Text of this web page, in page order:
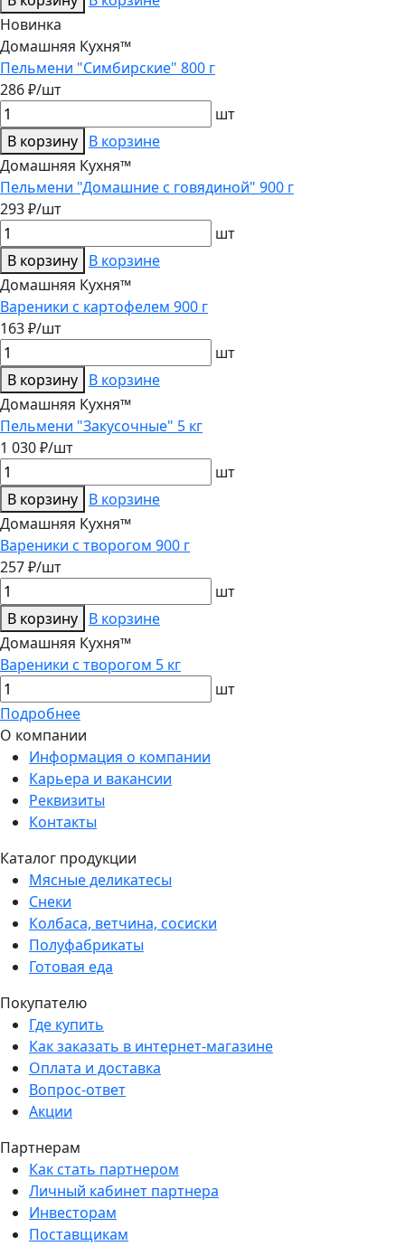
Новинка
Домашняя Кухня™
Пельмени "Симбирские" 800 г
286 ₽/шт
шт
В корзину В корзине
Домашняя Кухня™
Пельмени "Домашние с говядиной" 900 г
293 ₽/шт
шт
В корзину В корзине
Домашняя Кухня™
Вареники с картофелем 900 г
163 ₽/шт
шт
В корзину В корзине
Домашняя Кухня™
Пельмени "Закусочные" 5 кг
1 030 ₽/шт
шт
В корзину В корзине
Домашняя Кухня™
Вареники с творогом 900 г
257 ₽/шт
шт
В корзину В корзине
Домашняя Кухня™
Вареники с творогом 5 кг
шт
Подробнее
О компании
Информация о компании
Карьера и вакансии
Реквизиты
Контакты
Каталог продукции
Мясные деликатесы
Снеки
Колбаса, ветчина, сосиски
Полуфабрикаты
Готовая еда
Покупателю
Где купить
Как заказать в интернет-магазине
Оплата и доставка
Вопрос-ответ
Акции
Партнерам
Как стать партнером
Личный кабинет партнера
Инвесторам
Поставщикам